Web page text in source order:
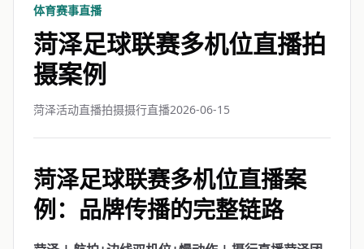
体育赛事直播
菏泽足球联赛多机位直播拍
摄案例
菏泽活动直播拍摄摄行直播2026-06-15
菏泽足球联赛多机位直播案
例：品牌传播的完整链路